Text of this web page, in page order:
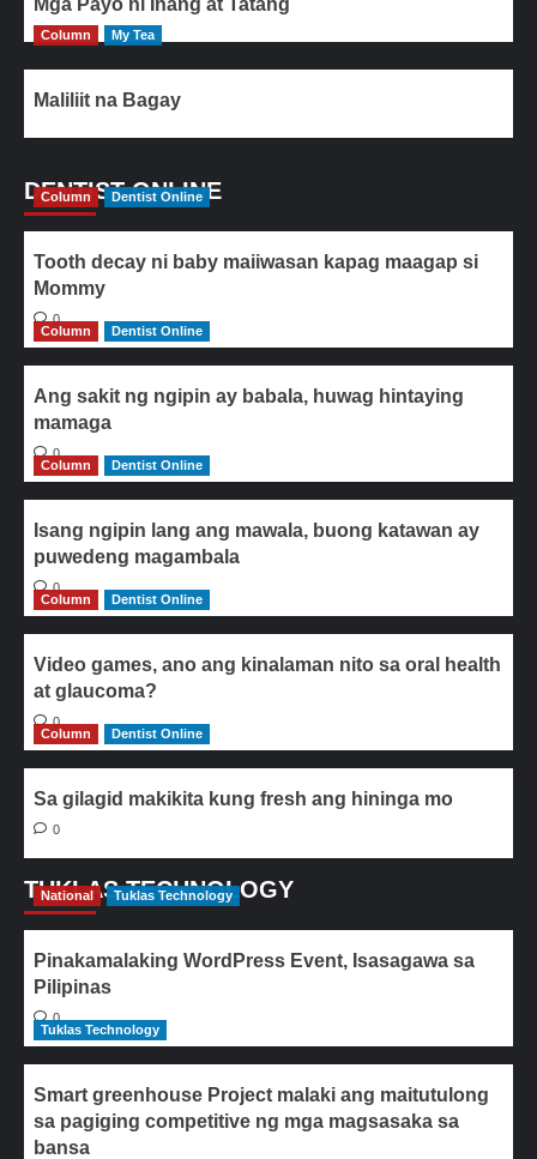
Mga Payo ni Inang at Tatang
Column My Tea
Maliliit na Bagay
DENTIST ONLINE
Column Dentist Online
Tooth decay ni baby maiiwasan kapag maagap si
Mommy
0
Column
Dentist Online
Ang sakit ng ngipin ay babala, huwag hintaying
mamaga
0
Column
Dentist Online
Isang ngipin lang ang mawala, buong katawan ay
puwedeng magambala
0
Column
Dentist Online
Video games, ano ang kinalaman nito sa oral health
at glaucoma?
0
Column
Dentist Online
Sa gilagid makikita kung fresh ang hininga mo
0
TUKLAS TECHNOLOGY
National Tuklas Technology
Pinakamalaking WordPress Event, Isasagawa sa
Pilipinas
0
Tuklas Technology
Smart greenhouse Project malaki ang maitutulong
sa pagiging competitive ng mga magsasaka sa
bansa